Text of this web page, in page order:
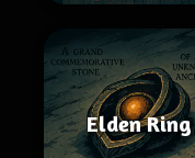
Elden Ring